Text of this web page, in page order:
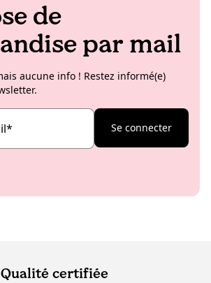
de
par mail
aucune info ! Restez informé(e)
* Se connecter
Qualité certifiée